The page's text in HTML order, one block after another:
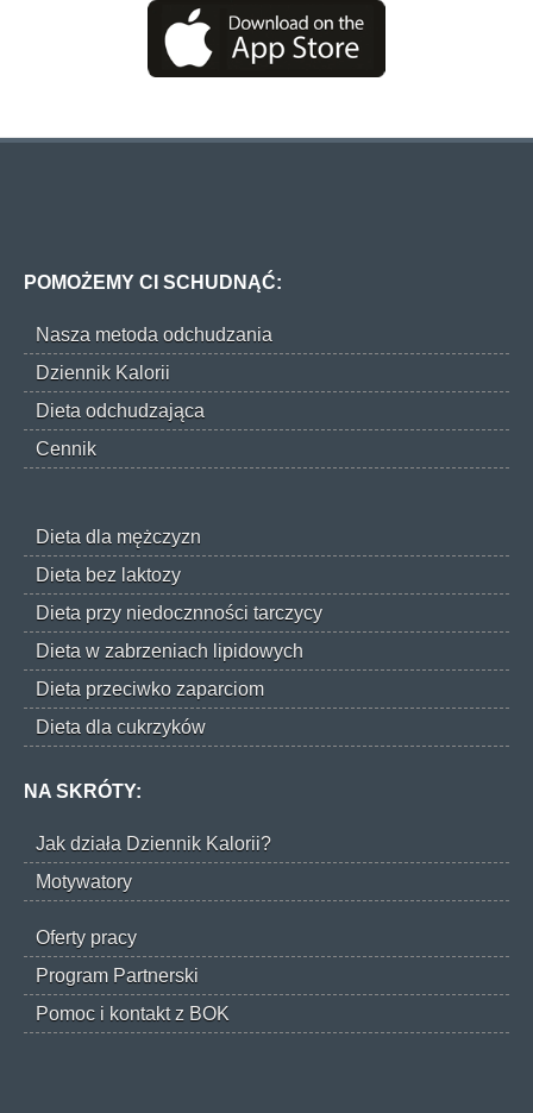
POMOŻEMY CI SCHUDNĄĆ:
Nasza metoda odchudzania
Dziennik Kalorii
Dieta odchudzająca
Cennik
Dieta dla mężczyzn
Dieta bez laktozy
Dieta przy niedocznności tarczycy
Dieta w zabrzeniach lipidowych
Dieta przeciwko zaparciom
Dieta dla cukrzyków
NA SKRÓTY:
Jak działa Dziennik Kalorii?
Motywatory
Oferty pracy
Program Partnerski
Pomoc i kontakt z BOK